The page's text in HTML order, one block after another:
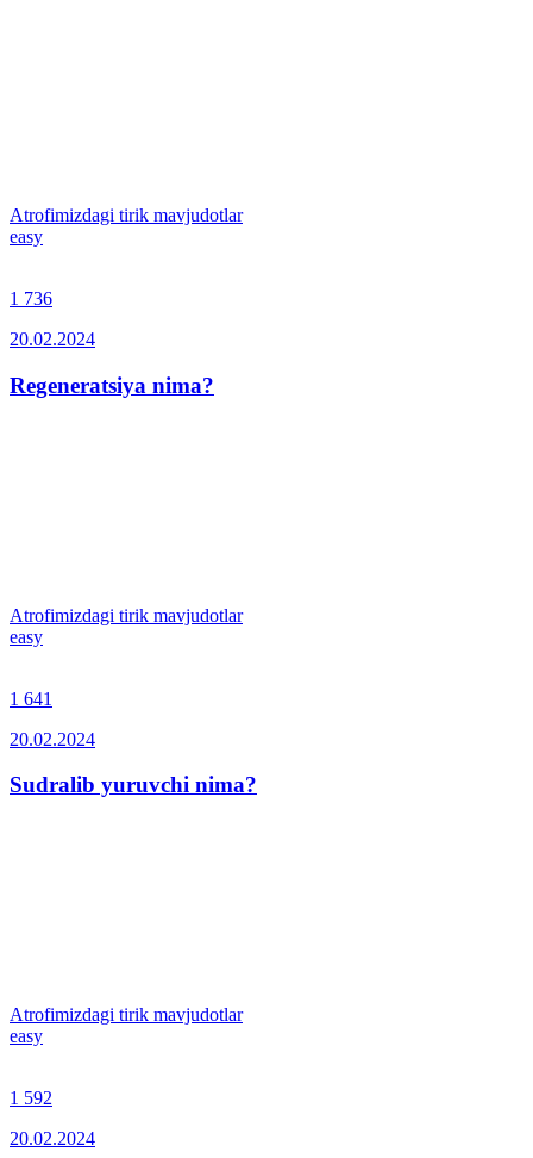
Atrofimizdagi tirik mavjudotlar
easy
1 736
20.02.2024
Regeneratsiya nima?
Atrofimizdagi tirik mavjudotlar
easy
1 641
20.02.2024
Sudralib yuruvchi nima?
Atrofimizdagi tirik mavjudotlar
easy
1 592
20.02.2024